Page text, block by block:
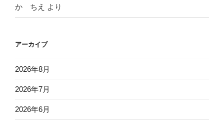
か ちえ
より
アーカイブ
2026年8月
2026年7月
2026年6月